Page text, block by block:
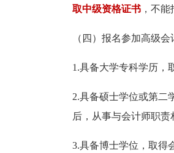
取中级资格证书 ，不
（四）报名参加高级
1.具备大学专科学历，
2.具备硕士学位或第二
后，从事与会计师职责
3.具备博士学位，取得